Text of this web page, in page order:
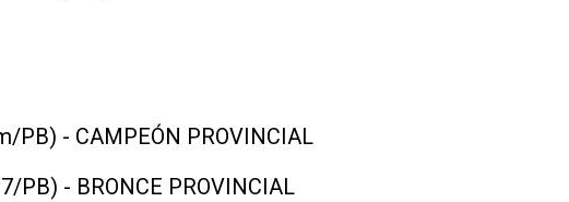
PB) - CAMPEÓN PROVINCIAL
PB) - BRONCE PROVINCIAL